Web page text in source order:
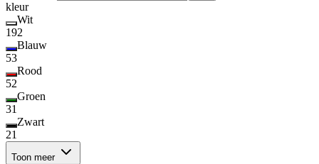
kleur
Wit
192
Blauw
53
Rood
52
Groen
31
Zwart
21
Toon meer